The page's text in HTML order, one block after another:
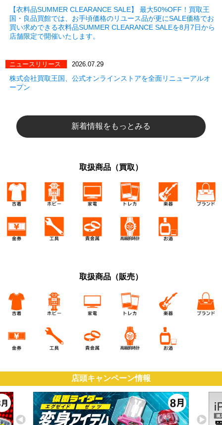
【衣料品SUMMER CLEARANCE SALE】 最大50%OFF！買取王
国・良品買館では、お手頃価格のリユース品が更にSALE価格でお
買い求めできる衣料品SUMMER CLEARANCE SALEを8月7日から
店舗限定で開催いたします。
ニュースリリース 2026.07.29
株式会社買取王国、公式オンラインストアを全面リニューアルオ
ープン
新着情報をもっとみる
取扱商品（買取）
取扱商品（販売）
店頭キャンペーン情報